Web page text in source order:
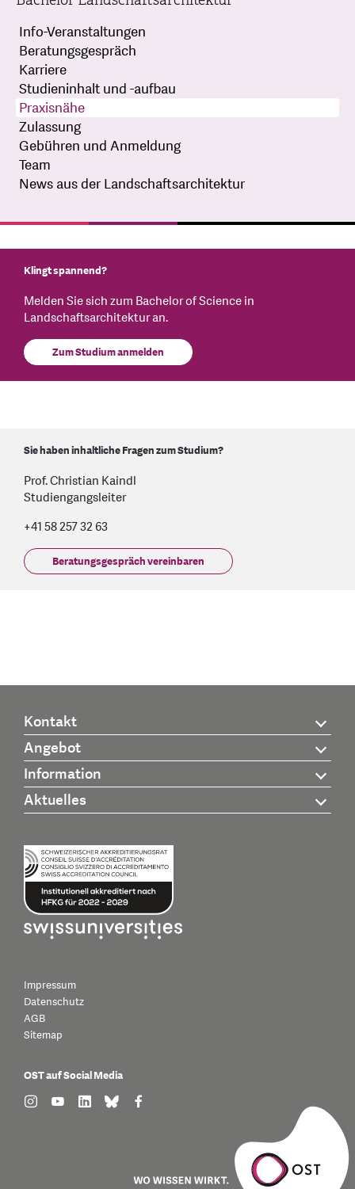
Info-Veranstaltungen
Beratungsgespräch
Karriere
Studieninhalt und -aufbau
Praxisnähe
Zulassung
Gebühren und Anmeldung
Team
News aus der Landschaftsarchitektur
Klingt spannend?
Melden Sie sich zum Bachelor of Science in
Landschaftsarchitektur an.
Zum Studium anmelden
Sie haben inhaltliche Fragen zum Studium?
Prof. Christian Kaindl
Studiengangsleiter
+41 58 257 32 63
Beratungsgespräch vereinbaren
Kontakt
Angebot
Information
Aktuelles
Impressum
Datenschutz
AGB
Sitemap
OST auf Social Media
find us on: instagram
find us on: youtube
find us on: linkedin
find us on: bluesky
find us on: facebook